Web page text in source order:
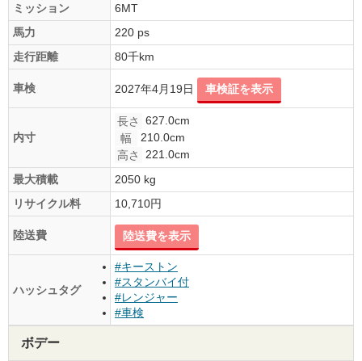
ミッション
6MT
馬力
220 ps
走行距離
80千km
車検 2027年4月19日 車検証を表示
内寸
長さ
627.0cm
幅
210.0cm
高さ
221.0cm
最大積載
2050 kg
リサイクル料
10,710円
陸送費 陸送費を表示
ハッシュタグ
#キーストン
#スタンバイ付
#レンジャー
#車検
ボデー